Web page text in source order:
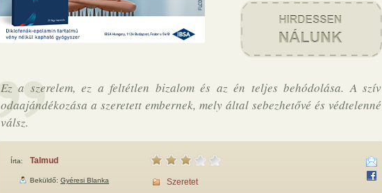
Ez a szerelem, ez a feltétlen bizalom és az én teljes behódolása. A szív
odaajándékozása a szeretett embernek, mely által sebezhetővé és védtelenné
válsz.
Írta: Talmud
Beküldő: Gyéresi Blanka Szeretet